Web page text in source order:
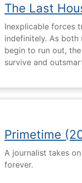
The Last
Inexplicable forces
indefinitely. As both
begin to run out,
survive and
Primetime
A journalist takes
forever.